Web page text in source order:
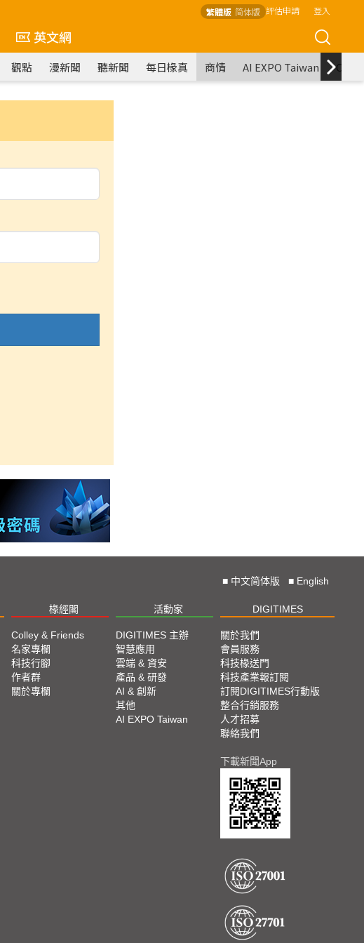
繁體版 简体版 評估申請 登入
英文網
觀點 漫新聞 聽新聞 每日椽真 商情 AI EXPO Taiwan
■ 中文简体版 ■ English
椽經閣 活動家 DIGITIMES
Colley & Friends
名家專欄
科技行腳
作者群
關於專欄
DIGITIMES 主辦
智慧應用
雲端 & 資安
產品 & 研發
AI & 創新
其他
AI EXPO Taiwan
關於我們
會員服務
科技椽送門
科技產業報訂閱
訂閱DIGITIMES行動版
整合行銷服務
人才招募
聯絡我們
下載新聞App